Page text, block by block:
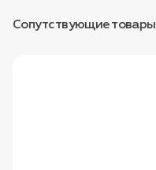
Сопутствующие товары